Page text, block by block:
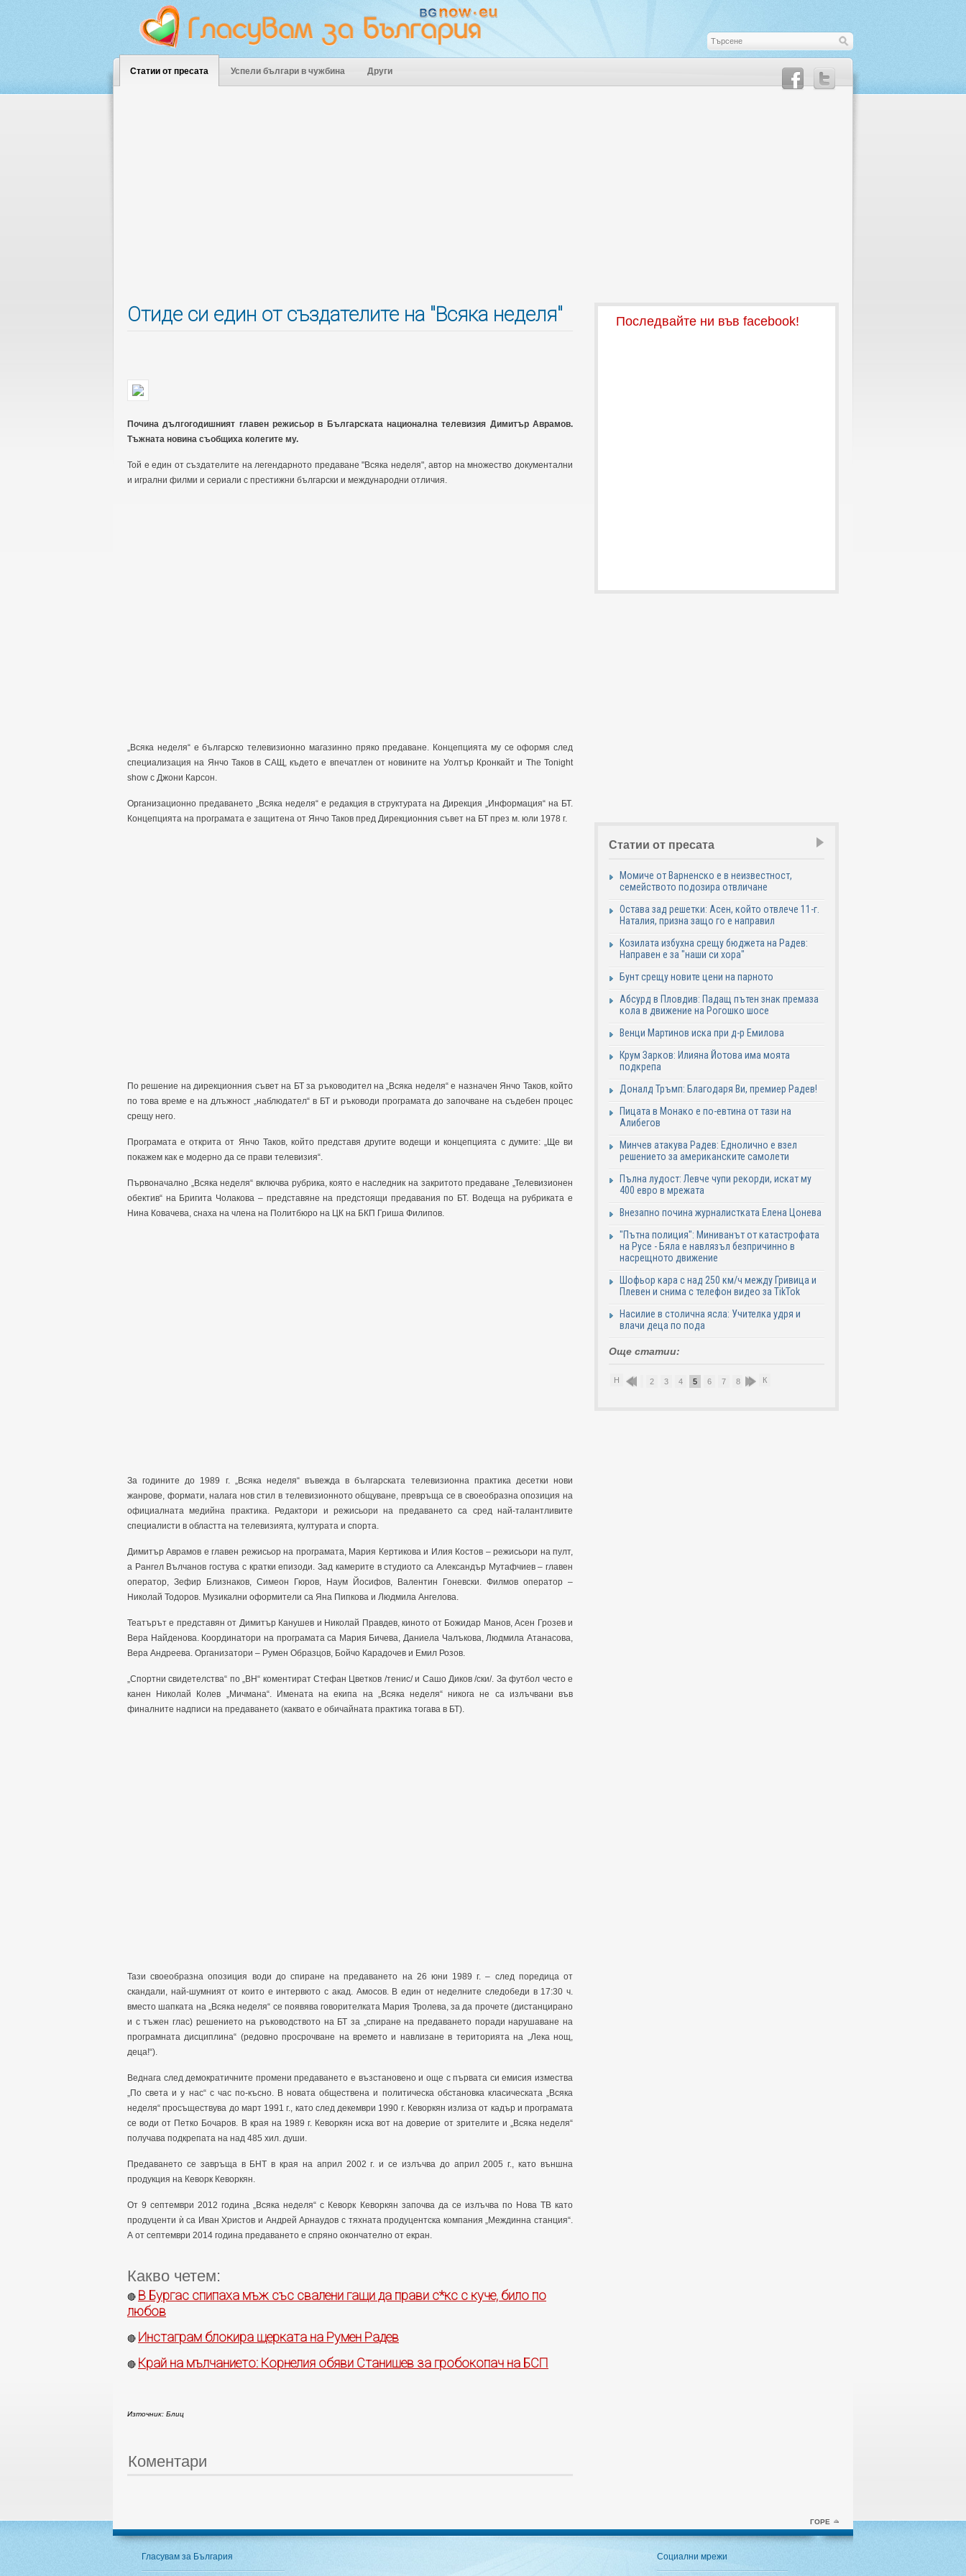
Статии от пресата Успели българи в чужбина Други
Отиде си един от създателите на "Всяка неделя"
Почина дългогодишният главен режисьор в Българската национална телевизия Димитър Аврамов.
Тъжната новина съобщиха колегите му.
Той е един от създателите на легендарното предаване "Всяка неделя", автор на множество документални
и игрални филми и сериали с престижни български и международни отличия.
„Всяка неделя“ е българско телевизионно магазинно пряко предаване. Концепцията му се оформя след
специализация на Янчо Таков в САЩ, където е впечатлен от новините на Уолтър Кронкайт и The Tonight
show с Джони Карсон.
Организационно предаването „Всяка неделя“ е редакция в структурата на Дирекция „Информация“ на БТ.
Концепцията на програмата е защитена от Янчо Таков пред Дирекционния съвет на БТ през м. юли 1978 г.
По решение на дирекционния съвет на БТ за ръководител на „Всяка неделя“ е назначен Янчо Таков, който
по това време е на длъжност „наблюдател“ в БТ и ръководи програмата до започване на съдебен процес
срещу него.
Програмата е открита от Янчо Таков, който представя другите водещи и концепцията с думите: „Ще ви
покажем как е модерно да се прави телевизия“.
Първоначално „Всяка неделя“ включва рубрика, която е наследник на закритото предаване „Телевизионен
обектив“ на Бригита Чолакова – представяне на предстоящи предавания по БТ. Водеща на рубриката е
Нина Ковачева, снаха на члена на Политбюро на ЦК на БКП Гриша Филипов.
За годините до 1989 г. „Всяка неделя“ въвежда в българската телевизионна практика десетки нови
жанрове, формати, налага нов стил в телевизионното общуване, превръща се в своеобразна опозиция на
официалната медийна практика. Редактори и режисьори на предаването са сред най-талантливите
специалисти в областта на телевизията, културата и спорта.
Димитър Аврамов е главен режисьор на програмата, Мария Кертикова и Илия Костов – режисьори на пулт,
а Рангел Вълчанов гостува с кратки епизоди. Зад камерите в студиото са Александър Мутафчиев – главен
оператор, Зефир Близнаков, Симеон Гюров, Наум Йосифов, Валентин Гоневски. Филмов оператор –
Николай Тодоров. Музикални оформители са Яна Пипкова и Людмила Ангелова.
Театърът е представян от Димитър Канушев и Николай Правдев, киното от Божидар Манов, Асен Грозев и
Вера Найденова. Координатори на програмата са Мария Бичева, Даниела Чалъкова, Людмила Атанасова,
Вера Андреева. Организатори – Румен Образцов, Бойчо Карадочев и Емил Розов.
„Спортни свидетелства“ по „ВН“ коментират Стефан Цветков /тенис/ и Сашо Диков /ски/. За футбол често е
канен Николай Колев „Мичмана“. Имената на екипа на „Всяка неделя“ никога не са излъчвани във
финалните надписи на предаването (каквато е обичайната практика тогава в БТ).
Тази своеобразна опозиция води до спиране на предаването на 26 юни 1989 г. – след поредица от
скандали, най-шумният от които е интервюто с акад. Амосов. В един от неделните следобеди в 17:30 ч.
вместо шапката на „Всяка неделя“ се появява говорителката Мария Тролева, за да прочете (дистанцирано
и с тъжен глас) решението на ръководството на БТ за „спиране на предаването поради нарушаване на
програмната дисциплина“ (редовно просрочване на времето и навлизане в територията на „Лека нощ,
деца!“).
Веднага след демократичните промени предаването е възстановено и още с първата си емисия измества
„По света и у нас“ с час по-късно. В новата обществена и политическа обстановка класическата „Всяка
неделя“ просъществува до март 1991 г., като след декември 1990 г. Кеворкян излиза от кадър и програмата
се води от Петко Бочаров. В края на 1989 г. Кеворкян иска вот на доверие от зрителите и „Всяка неделя“
получава подкрепата на над 485 хил. души.
Предаването се завръща в БНТ в края на април 2002 г. и се излъчва до април 2005 г., като външна
продукция на Кеворк Кеворкян.
От 9 септември 2012 година „Всяка неделя“ с Кеворк Кеворкян започва да се излъчва по Нова ТВ като
продуценти ѝ са Иван Христов и Андрей Арнаудов с тяхната продуцентска компания „Междинна станция“.
А от септември 2014 година предаването е спряно окончателно от екран.
Какво четем:
🔴 В Бургас спипаха мъж със свалени гащи да прави с*кс с куче, било по
любов
🔴 Инстаграм блокира щерката на Румен Радев
🔴 Край на мълчанието: Корнелия обяви Станишев за гробокопач на БСП
Източник: Блиц
Коментари
Последвайте ни във facebook!
Статии от пресата
Момиче от Варненско е в неизвестност,
семейството подозира отвличане
Остава зад решетки: Асен, който отвлече 11-г.
Наталия, призна защо го е направил
Козилата избухна срещу бюджета на Радев:
Направен е за "наши си хора"
Бунт срещу новите цени на парното
Абсурд в Пловдив: Падащ пътен знак премаза
кола в движение на Рогошко шосе
Венци Мартинов иска при д-р Емилова
Крум Зарков: Илияна Йотова има моята
подкрепа
Доналд Тръмп: Благодаря Ви, премиер Радев!
Пицата в Монако е по-евтина от тази на
Алибегов
Минчев атакува Радев: Еднолично е взел
решението за американските самолети
Пълна лудост: Левче чупи рекорди, искат му
400 евро в мрежата
Внезапно почина журналистката Елена Цонева
"Пътна полиция": Миниванът от катастрофата
на Русе - Бяла е навлязъл безпричинно в
насрещното движение
Шофьор кара с над 250 км/ч между Гривица и
Плевен и снима с телефон видео за TikTok
Насилие в столична ясла: Учителка удря и
влачи деца по пода
Още статии:
Н 2 3 4 5 6 7 8 9 10
К
ГОРЕ
Гласувам за България Социални мрежи